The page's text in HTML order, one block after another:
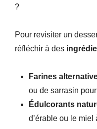
?
Pour revisiter un
réfléchir à des
Farines
ou de sarrasin
Édulcorants
d’érable ou le